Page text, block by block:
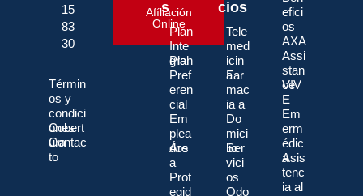
15
83
30
Términ
os y
condici
ones
Cobert
ura
Contac
to
Afíliación
Online
s
Plan
Inte
gral
Plan
Pref
eren
cial
Em
plea
dos
Áre
a
Prot
egid
cios
Tele
med
icin
a
Far
mac
ia a
Do
mici
lio
Ser
vici
os
Odo
efici
os
AXA
Assi
stan
ce
VIV
E
Em
erm
édic
a
Asis
tenc
ia al